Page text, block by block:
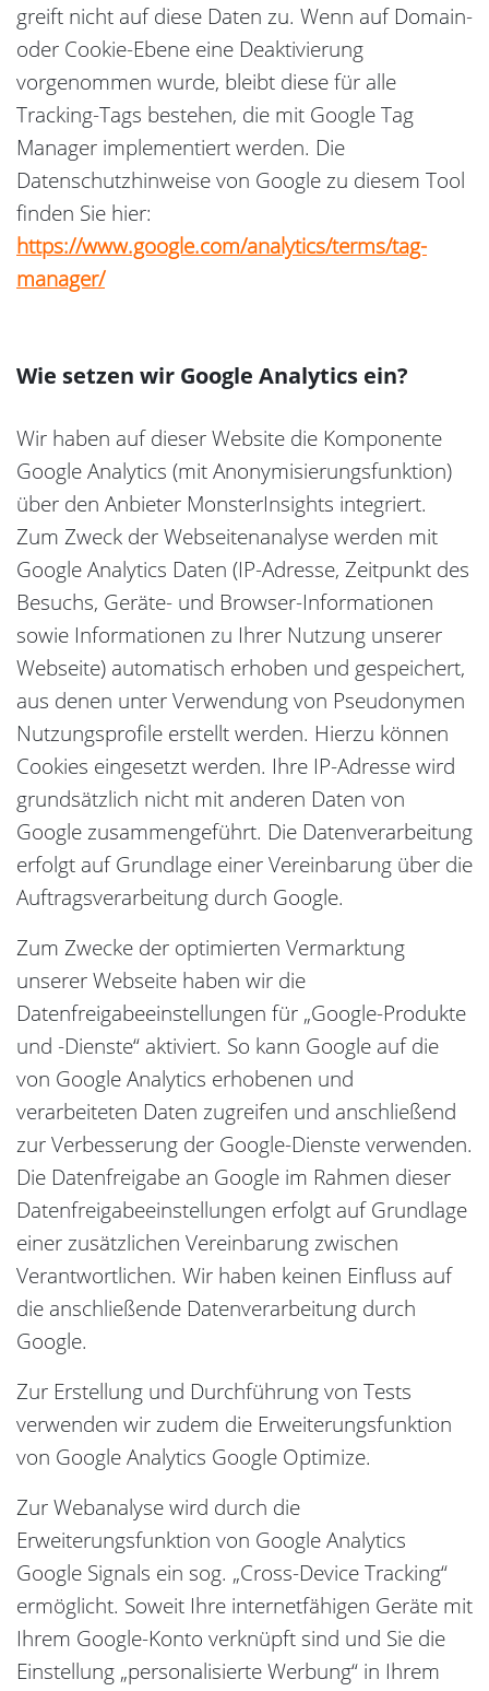
greift nicht auf diese Daten zu. Wenn auf Domain-
oder Cookie-Ebene eine Deaktivierung
vorgenommen wurde, bleibt diese für alle
Tracking-Tags bestehen, die mit Google Tag
Manager implementiert werden. Die
Datenschutzhinweise von Google zu diesem Tool
finden Sie hier:
https://www.google.com/analytics/terms/tag-
manager/
Wie setzen wir Google Analytics ein?
Wir haben auf dieser Website die Komponente
Google Analytics (mit Anonymisierungsfunktion)
über den Anbieter MonsterInsights integriert.
Zum Zweck der Webseitenanalyse werden mit
Google Analytics Daten (IP-Adresse, Zeitpunkt des
Besuchs, Geräte- und Browser-Informationen
sowie Informationen zu Ihrer Nutzung unserer
Webseite) automatisch erhoben und gespeichert,
aus denen unter Verwendung von Pseudonymen
Nutzungsprofile erstellt werden. Hierzu können
Cookies eingesetzt werden. Ihre IP-Adresse wird
grundsätzlich nicht mit anderen Daten von
Google zusammengeführt. Die Datenverarbeitung
erfolgt auf Grundlage einer Vereinbarung über die
Auftragsverarbeitung durch Google.
Zum Zwecke der optimierten Vermarktung
unserer Webseite haben wir die
Datenfreigabeeinstellungen für „Google-Produkte
und -Dienste“ aktiviert. So kann Google auf die
von Google Analytics erhobenen und
verarbeiteten Daten zugreifen und anschließend
zur Verbesserung der Google-Dienste verwenden.
Die Datenfreigabe an Google im Rahmen dieser
Datenfreigabeeinstellungen erfolgt auf Grundlage
einer zusätzlichen Vereinbarung zwischen
Verantwortlichen. Wir haben keinen Einfluss auf
die anschließende Datenverarbeitung durch
Google.
Zur Erstellung und Durchführung von Tests
verwenden wir zudem die Erweiterungsfunktion
von Google Analytics Google Optimize.
Zur Webanalyse wird durch die
Erweiterungsfunktion von Google Analytics
Google Signals ein sog. „Cross-Device Tracking“
ermöglicht. Soweit Ihre internetfähigen Geräte mit
Ihrem Google-Konto verknüpft sind und Sie die
Einstellung „personalisierte Werbung“ in Ihrem